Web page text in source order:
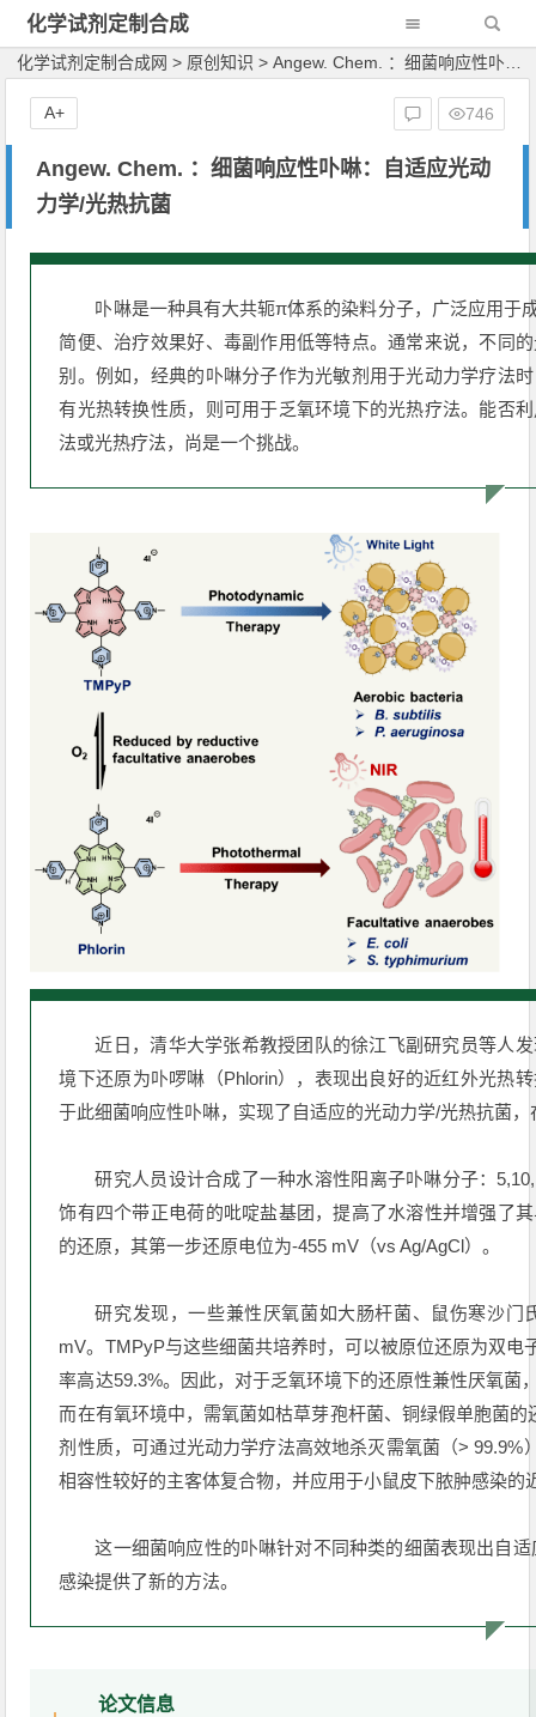
化学试剂定制合成
网
化学试剂定制合成网 > 原创知识 > Angew. Chem. ：细菌响应性卟啉：自适应光动力学/光热抗菌
Angew. Chem. ：细菌响应性卟啉：自适应光动
力学/光热抗菌
746
A+
卟啉是一种具有大共轭π体系的染料分子，广泛应用于
简便、治疗效果好、毒副作用低等特点。通常来说，不同
别。例如，经典的卟啉分子作为光敏剂用于光动力学疗法
有光热转换性质，则可用于乏氧环境下的光热疗法。能否
法或光热疗法，尚是一个挑战。
近日，清华大学张希教授团队的徐江飞副研究员等人
境下还原为卟啰啉（Phlorin），表现出良好的近红外光热
于此细菌响应性卟啉，实现了自适应的光动力学/光热抗菌
研究人员设计合成了一种水溶性阳离子卟啉分子：
饰有四个带正电荷的吡啶盐基团，提高了水溶性并增强了
的还原，其第一步还原电位为-455 mV（vs Ag/AgCl）。
研究发现，一些兼性厌氧菌如大肠杆菌、鼠伤寒沙
mV。TMPyP与这些细菌共培养时，可以被原位还原为双电
率高达59.3%。因此，对于乏氧环境下的还原性兼性厌氧
而在有氧环境中，需氧菌如枯草芽孢杆菌、铜绿假单胞菌
剂性质，可通过光动力学疗法高效地杀灭需氧菌（>
相容性较好的主客体复合物，并应用于小鼠皮下脓肿感染
这一细菌响应性的卟啉针对不同种类的细菌表现出自
感染提供了新的方法。
论文信息